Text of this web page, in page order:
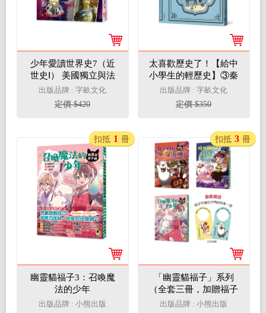
少年愛讀世界史7（近
世史Ⅰ） 美國獨立與法
國大革命的時代：路易
十四，你和康熙皇帝是
筆友？
出版品牌 : 字畝文化
定價 $420
太喜歡歷史了！【給中
小學生的輕歷史】③秦
與西漢
出版品牌 : 字畝文化
定價 $350
幽靈貓福子3：召喚魔
法的少年
出版品牌 : 小熊出版
扣抵 1 冊
「幽靈貓福子」系列
（全套三冊，加贈福子
守護結界門把掛牌）
出版品牌 : 小熊出版
扣抵 3 冊